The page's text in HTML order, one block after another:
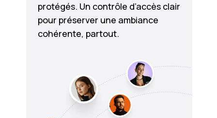
protégés. Un contrôle d’accès clair
pour préserver une ambiance
cohérente, partout.